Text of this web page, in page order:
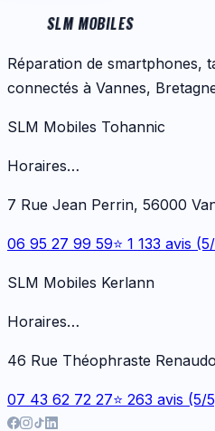
SLM MOBILES
Réparation de smartphones,
connectés à Vannes,
SLM Mobiles Tohannic
Horaires…
7 Rue Jean Perrin, 56000
06 95 27 99 59⭐ 1 133 avis
SLM Mobiles Kerlann
Horaires…
46 Rue Théophraste
07 43 62 72 27⭐ 263 avis (5/